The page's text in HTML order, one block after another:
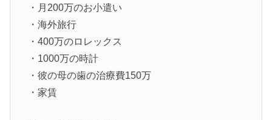
・月200万のお小遣い
・海外旅行
・400万のロレックス
・1000万の時計
・彼の母の歯の治療費150万
・家賃